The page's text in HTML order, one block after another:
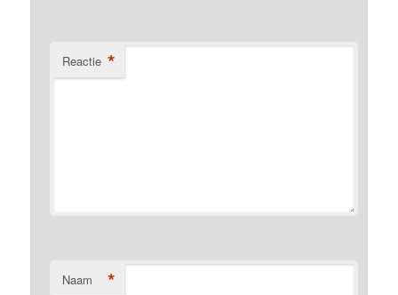
Reactie *
Naam *